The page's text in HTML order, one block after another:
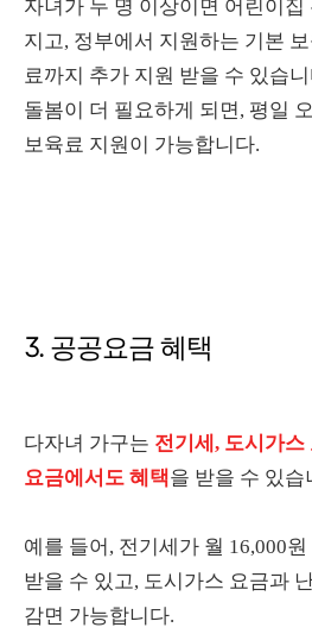
자녀가 두 명 이상이면 어린이집
지고, 정부에서 지원하는 기본
료까지 추가 지원 받을 수 있습
돌봄이 더 필요하게 되면, 평일
보육료 지원이 가능합니다.
3. 공공요금 혜택
다자녀 가구는 전기세, 도시가스
요금에서도 혜택을 받을 수 있습
예를 들어, 전기세가 월 16,000
받을 수 있고, 도시가스 요금과
감면 가능합니다.